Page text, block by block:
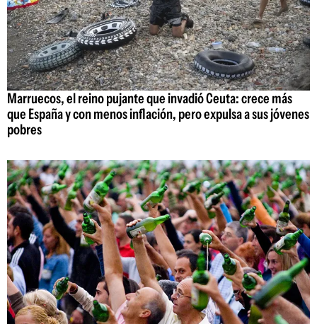
Marruecos, el reino pujante que invadió Ceuta: crece más
que España y con menos inflación, pero expulsa a sus jóvenes
pobres